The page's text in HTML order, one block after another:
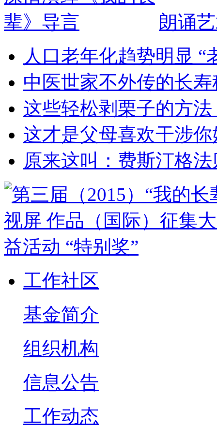
朗诵
人口老年化趋势明显 “
中医世家不外传的长寿
这些轻松剥栗子的方
这才是父母喜欢干涉
原来这叫：费斯汀格
工作社区
基金简介
组织机构
信息公告
工作动态